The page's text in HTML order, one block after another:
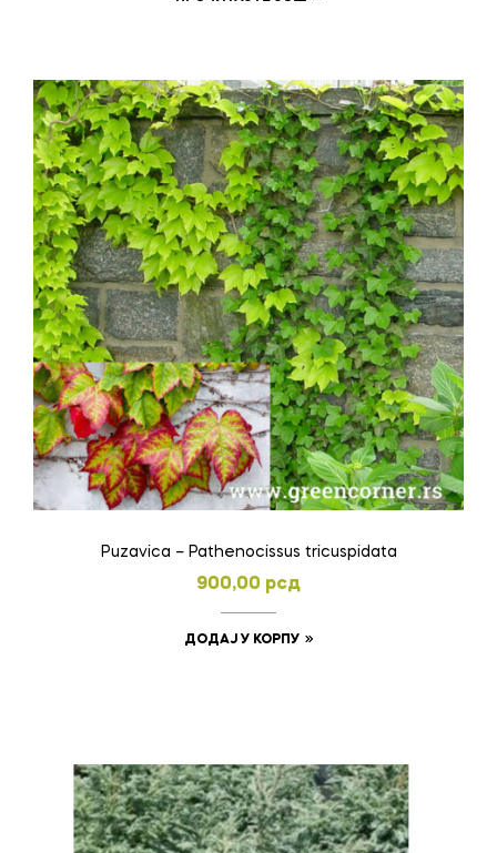
Puzavica – Pathenocissus tricuspidata
900,00 рсд
ДОДАЈ У КОРПУ